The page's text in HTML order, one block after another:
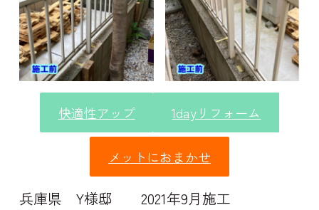
快適性アップ 1dayリフォーム
メットにおまかせ
兵庫県 Y様邸 2021年9月施工